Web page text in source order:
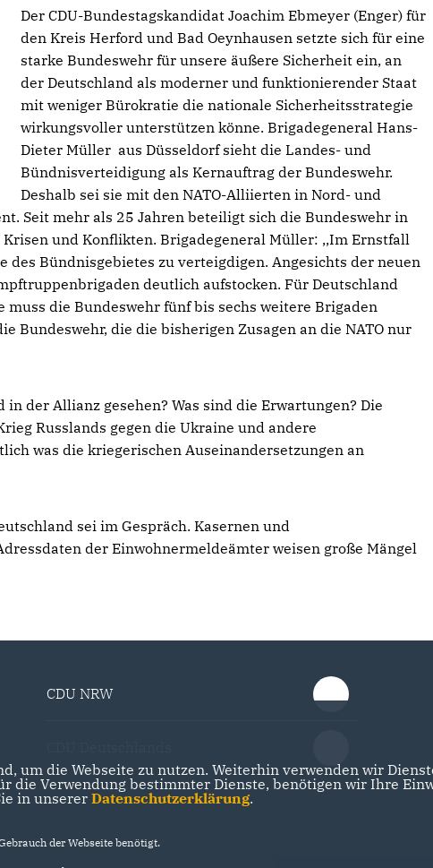
Der CDU-Bundestagskandidat Joachim Ebmeyer (Enger) für
den Kreis Herford und Bad Oeynhausen setzte sich für eine
starke Bundeswehr für unsere äußere Sicherheit ein, an
der Deutschland als moderner und funktionierender Staat
mit weniger Bürokratie die nationale Sicherheitsstrategie
wirkungsvoller unterstützen könne. Brigadegeneral Hans-
Dieter Müller aus Düsseldorf sieht die Landes- und
Bündnisverteidigung als Kernauftrag der Bundeswehr.
Deshalb sei sie mit den NATO-Alliierten in Nord- und
Seit mehr als 25 Jahren beteiligt sich die Bundeswehr in
und Konflikten. Brigadegeneral Müller: ,,Im Ernstfall
des Bündnisgebietes zu verteigdigen. Angesichts der neuen
deutlich aufstocken. Für Deutschland
die Bundeswehr fünf bis sechs weitere Brigaden
Bundeswehr, die die bisherigen Zusagen an die NATO nur
der Allianz gesehen? Was sind die Erwartungen? Die
Russlands gegen die Ukraine und andere
was die kriegerischen Auseinandersetzungen an
sei im Gespräch. Kasernen und
der Einwohnermeldeämter weisen große Mängel
CDU NRW
um die Webseite zu nutzen. Weiterhin verwenden wir
die Verwendung bestimmter Dienste, benötigen wir Ihre
in unserer Datenschutzerklärung.
der Webseite benötigt.